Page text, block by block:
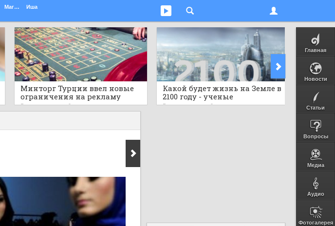
Магриб Иша
Главная
Новости
Статьи
Вопросы
Медиа
Аудио
Фотогалерея
Минторг Турции ввел новые
ограничения на рекламу
азартных игр и астрологов
3 часа назад 0
Какой будет жизнь на Земле в
2100 году - ученые
шокировали прогнозом
3 часа назад 0 3 часа